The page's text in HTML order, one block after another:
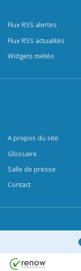
Flux RSS alertes
Flux RSS actualités
Widgets météo
A propos du site
Glossaire
Salle de presse
Contact